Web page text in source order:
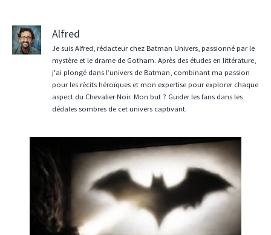
Alfred
Je suis Alfred, rédacteur chez Batman Univers, passionné par le
mystère et le drame de Gotham. Après des études en littérature,
j'ai plongé dans l’univers de Batman, combinant ma passion
pour les récits héroïques et mon expertise pour explorer chaque
aspect du Chevalier Noir. Mon but ? Guider les fans dans les
dédales sombres de cet univers captivant.